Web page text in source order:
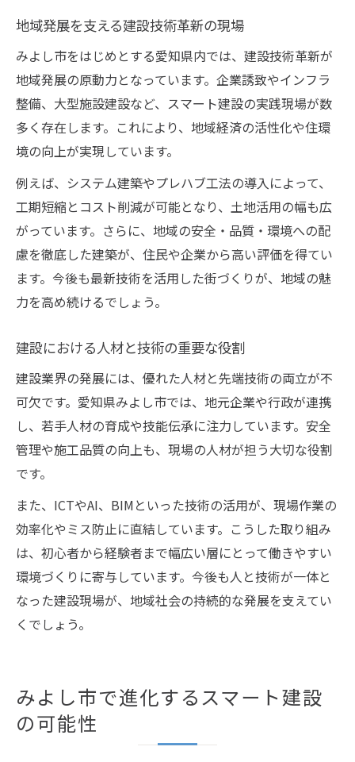
地域発展を支える建設技術革新の現場
みよし市をはじめとする愛知県内では、建設技術革新が
地域発展の原動力となっています。企業誘致やインフラ
整備、大型施設建設など、スマート建設の実践現場が数
多く存在します。これにより、地域経済の活性化や住環
境の向上が実現しています。
例えば、システム建築やプレハブ工法の導入によって、
工期短縮とコスト削減が可能となり、土地活用の幅も広
がっています。さらに、地域の安全・品質・環境への配
慮を徹底した建築が、住民や企業から高い評価を得てい
ます。今後も最新技術を活用した街づくりが、地域の魅
力を高め続けるでしょう。
建設における人材と技術の重要な役割
建設業界の発展には、優れた人材と先端技術の両立が不
可欠です。愛知県みよし市では、地元企業や行政が連携
し、若手人材の育成や技能伝承に注力しています。安全
管理や施工品質の向上も、現場の人材が担う大切な役割
です。
また、ICTやAI、BIMといった技術の活用が、現場作業の
効率化やミス防止に直結しています。こうした取り組み
は、初心者から経験者まで幅広い層にとって働きやすい
環境づくりに寄与しています。今後も人と技術が一体と
なった建設現場が、地域社会の持続的な発展を支えてい
くでしょう。
みよし市で進化するスマート建設
の可能性